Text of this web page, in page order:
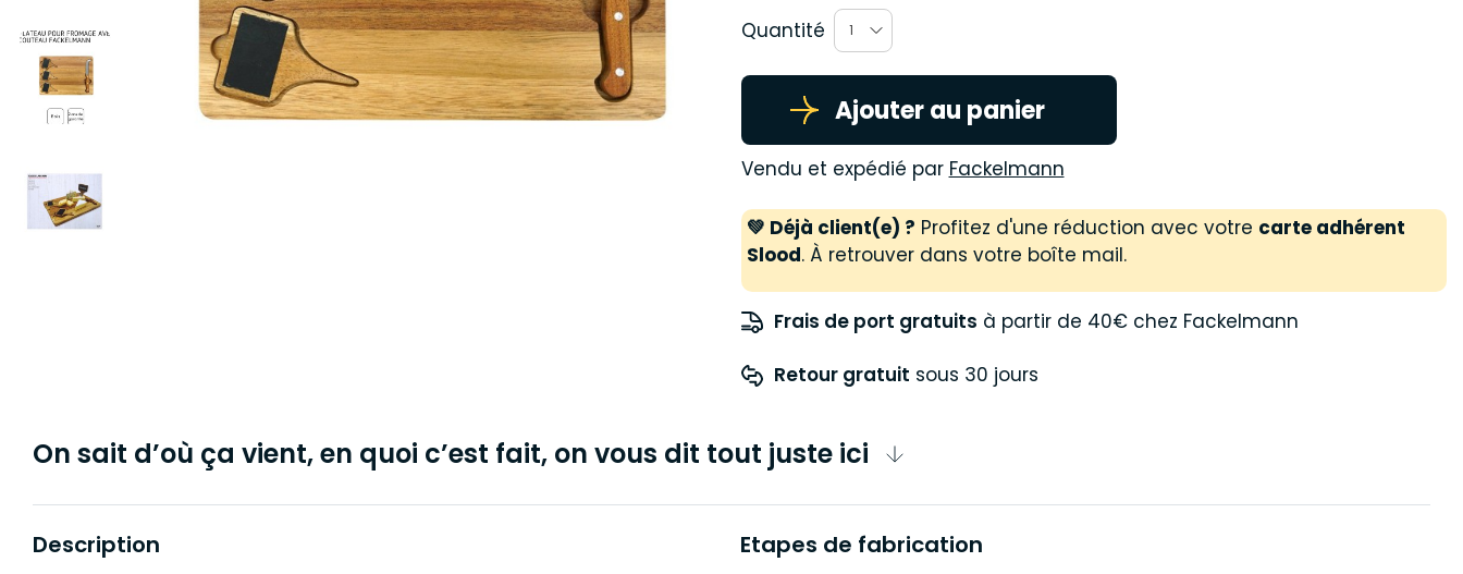
Quantité 1
Ajouter au panier
Vendu et expédié par Fackelmann
💚 Déjà client(e) ? Profitez d'une réduction avec votre carte adhérent
Slood. À retrouver dans votre boîte mail.
Frais de port gratuits à partir de 40€ chez Fackelmann
Retour gratuit sous 30 jours
On sait d’où ça vient, en quoi c’est fait, on vous dit tout juste ici
Description Etapes de fabrication